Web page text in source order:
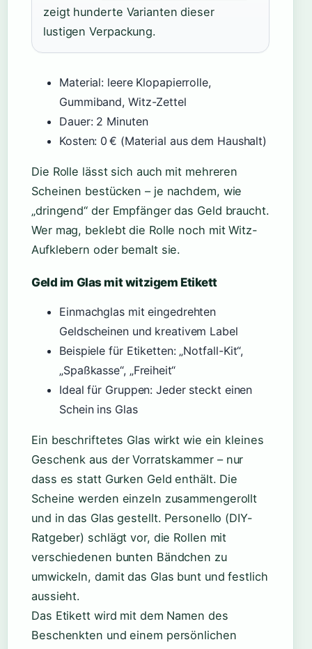
zeigt hunderte Varianten dieser
lustigen Verpackung.
Material: leere Klopapierrolle,
Gummiband, Witz-Zettel
Dauer: 2 Minuten
Kosten: 0 € (Material aus dem Haushalt)
Die Rolle lässt sich auch mit mehreren
Scheinen bestücken – je nachdem, wie
„dringend“ der Empfänger das Geld braucht.
Wer mag, beklebt die Rolle noch mit Witz-
Aufklebern oder bemalt sie.
Geld im Glas mit witzigem Etikett
Einmachglas mit eingedrehten
Geldscheinen und kreativem Label
Beispiele für Etiketten: „Notfall-Kit“,
„Spaßkasse“, „Freiheit“
Ideal für Gruppen: Jeder steckt einen
Schein ins Glas
Ein beschriftetes Glas wirkt wie ein kleines
Geschenk aus der Vorratskammer – nur
dass es statt Gurken Geld enthält. Die
Scheine werden einzeln zusammengerollt
und in das Glas gestellt. Personello (DIY-
Ratgeber) schlägt vor, die Rollen mit
verschiedenen bunten Bändchen zu
umwickeln, damit das Glas bunt und festlich
aussieht.
Das Etikett wird mit dem Namen des
Beschenkten und einem persönlichen